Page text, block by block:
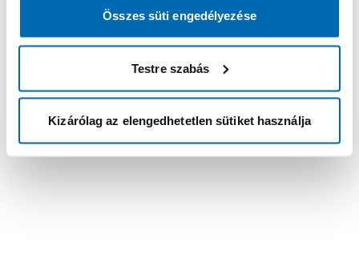
Összes süti engedélyezése
Testre szabás
Kizárólag az elengedhetetlen sütiket használja